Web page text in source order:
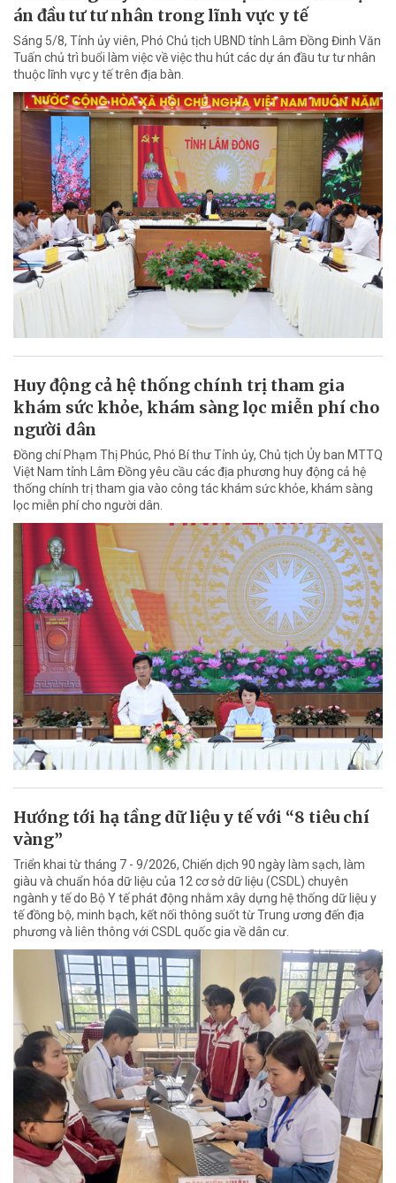
án đầu tư tư nhân trong lĩnh vực y tế
Sáng 5/8, Tỉnh ủy viên, Phó Chủ tịch UBND tỉnh Lâm Đồng Đinh Văn
Tuấn chủ trì buổi làm việc về việc thu hút các dự án đầu tư tư nhân
thuộc lĩnh vực y tế trên địa bàn.
Huy động cả hệ thống chính trị tham gia
khám sức khỏe, khám sàng lọc miễn phí cho
người dân
Đồng chí Phạm Thị Phúc, Phó Bí thư Tỉnh ủy, Chủ tịch Ủy ban MTTQ
Việt Nam tỉnh Lâm Đồng yêu cầu các địa phương huy động cả hệ
thống chính trị tham gia vào công tác khám sức khỏe, khám sàng
lọc miễn phí cho người dân.
Hướng tới hạ tầng dữ liệu y tế với “8 tiêu chí
vàng”
Triển khai từ tháng 7 - 9/2026, Chiến dịch 90 ngày làm sạch, làm
giàu và chuẩn hóa dữ liệu của 12 cơ sở dữ liệu (CSDL) chuyên
ngành y tế do Bộ Y tế phát động nhằm xây dựng hệ thống dữ liệu y
tế đồng bộ, minh bạch, kết nối thông suốt từ Trung ương đến địa
phương và liên thông với CSDL quốc gia về dân cư.